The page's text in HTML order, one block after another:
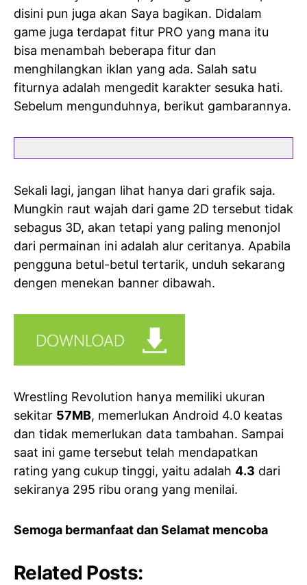
disini pun juga akan Saya bagikan. Didalam
game juga terdapat fitur PRO yang mana itu
bisa menambah beberapa fitur dan
menghilangkan iklan yang ada. Salah satu
fiturnya adalah mengedit karakter sesuka hati.
Sebelum mengunduhnya, berikut gambarannya.
Sekali lagi, jangan lihat hanya dari grafik saja.
Mungkin raut wajah dari game 2D tersebut tidak
sebagus 3D, akan tetapi yang paling menonjol
dari permainan ini adalah alur ceritanya. Apabila
pengguna betul-betul tertarik, unduh sekarang
dengen menekan banner dibawah.
Wrestling Revolution hanya memiliki ukuran
sekitar 57MB, memerlukan Android 4.0 keatas
dan tidak memerlukan data tambahan. Sampai
saat ini game tersebut telah mendapatkan
rating yang cukup tinggi, yaitu adalah 4.3 dari
sekiranya 295 ribu orang yang menilai.
Semoga bermanfaat dan Selamat mencoba
Related Posts: